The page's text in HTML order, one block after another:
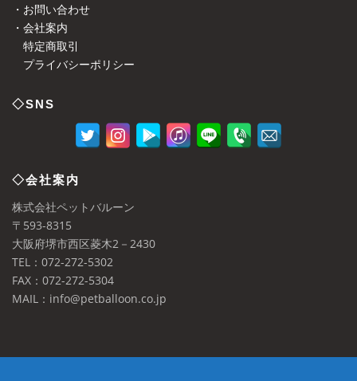
・お問い合わせ
・会社案内
特定商取引
プライバシーポリシー
◇SNS
◇会社案内
株式会社ペットバルーン
〒593-8315
大阪府堺市西区菱木2－2430
TEL：072-272-5302
FAX：072-272-5304
MAIL：info@petballoon.co.jp